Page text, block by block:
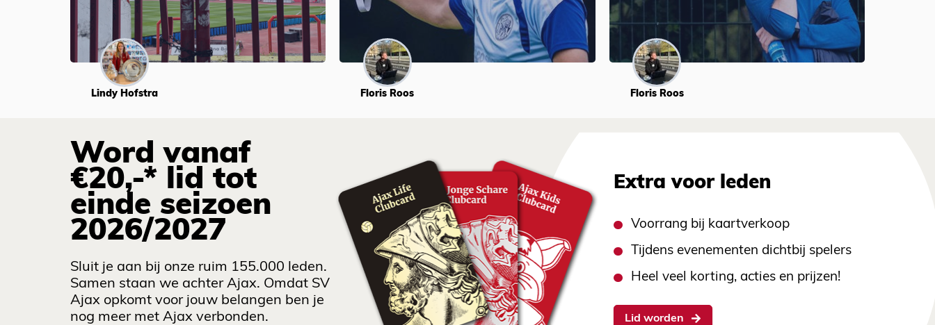
Lindy Hofstra Floris Roos Floris Roos
Word vanaf
€20,-* lid tot
einde seizoen
2026/2027
Sluit je aan bij onze ruim 155.000 leden.
Samen staan we achter Ajax. Omdat SV
Ajax opkomt voor jouw belangen ben je
nog meer met Ajax verbonden.
Extra voor leden
Voorrang bij kaartverkoop
Tijdens evenementen dichtbij spelers
Heel veel korting, acties en prijzen!
Lid worden